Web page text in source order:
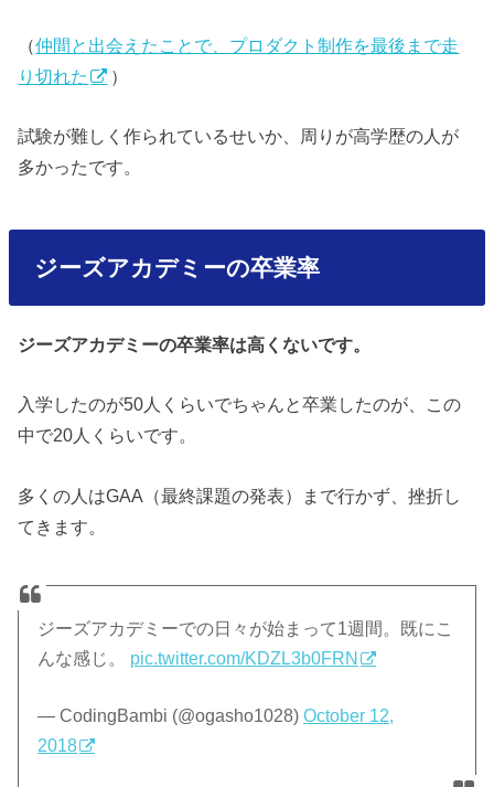
（仲間と出会えたことで、プロダクト制作を最後まで走
り切れた
）
試験が難しく作られているせいか、周りが高学歴の人が
多かったです。
ジーズアカデミーの卒業率
ジーズアカデミーの卒業率は高くないです。
入学したのが50人くらいでちゃんと卒業したのが、この
中で20人くらいです。
多くの人はGAA（最終課題の発表）まで行かず、挫折し
てきます。
ジーズアカデミーでの日々が始まって1週間。既にこ
んな感じ。 pic.twitter.com/KDZL3b0FRN
— CodingBambi (@ogasho1028)October 12,
2018